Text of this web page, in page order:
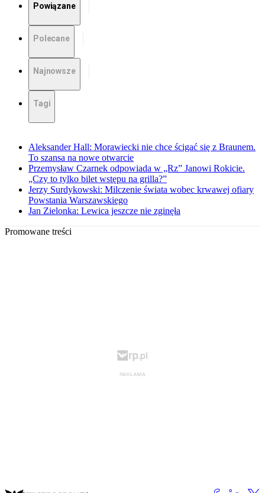
Powiązane
Polecane
Najnowsze
Tagi
Aleksander Hall: Morawiecki nie chce ścigać się z Braunem.
To szansa na nowe otwarcie
Przemysław Czarnek odpowiada w „Rz” Janowi Rokicie.
„Czy to tylko bilet wstępu na grilla?”
Jerzy Surdykowski: Milczenie świata wobec krwawej ofiary
Powstania Warszawskiego
Jan Zielonka: Lewica jeszcze nie zginęła
Promowane treści